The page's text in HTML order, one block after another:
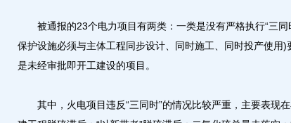
被通报的23个电力项目有两类：一类是没有严格执行“三同
保护设施必须与主体工程同步设计、同时施工、同时投产使用)
是未经审批即开工建设的项目。
其中，火电项目违反“三同时”的情况比较严重，主要表现